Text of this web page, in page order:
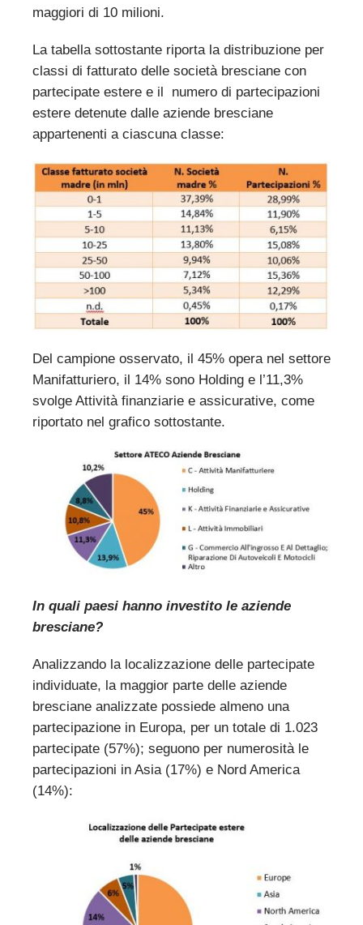
maggiori di 10 milioni.
La tabella sottostante riporta la distribuzione per
classi di fatturato delle società bresciane con
partecipate estere e il numero di partecipazioni
estere detenute dalle aziende bresciane
appartenenti a ciascuna classe:
Del campione osservato, il 45% opera nel settore
Manifatturiero, il 14% sono Holding e l’11,3%
svolge Attività finanziarie e assicurative, come
riportato nel grafico sottostante.
In quali paesi hanno investito le aziende
bresciane?
Analizzando la localizzazione delle partecipate
individuate, la maggior parte delle aziende
bresciane analizzate possiede almeno una
partecipazione in Europa, per un totale di 1.023
partecipate (57%); seguono per numerosità le
partecipazioni in Asia (17%) e Nord America
(14%):